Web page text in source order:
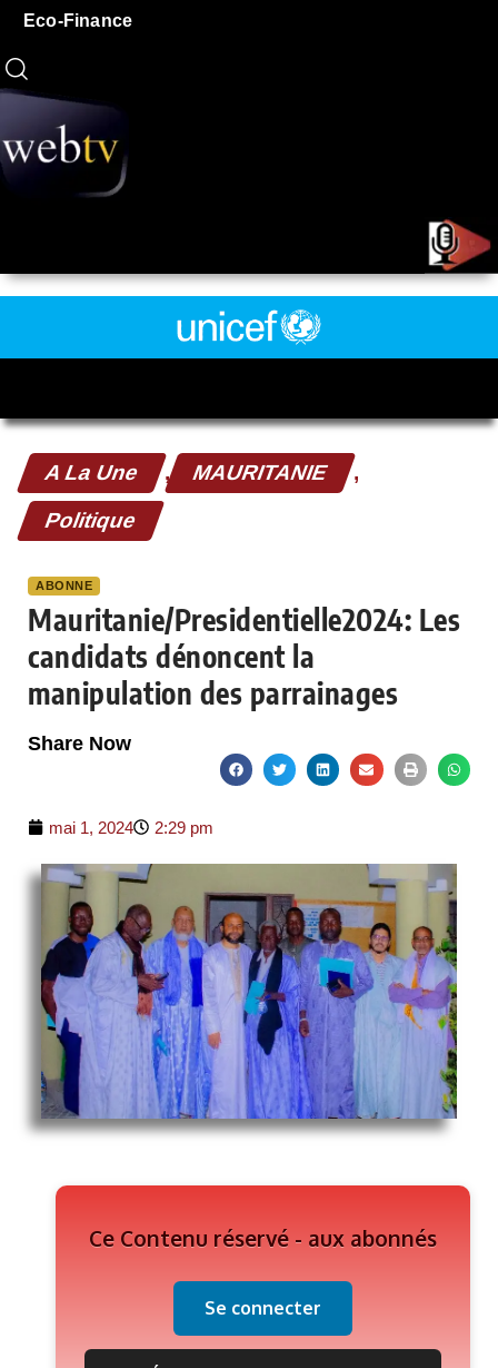
Eco-Finance
A La Une , MAURITANIE ,
Politique
ABONNE
Mauritanie/Presidentielle2024: Les
candidats dénoncent la
manipulation des parrainages
Share Now
mai 1, 2024 2:29 pm
Ce Contenu réservé - aux abonnés
Se connecter